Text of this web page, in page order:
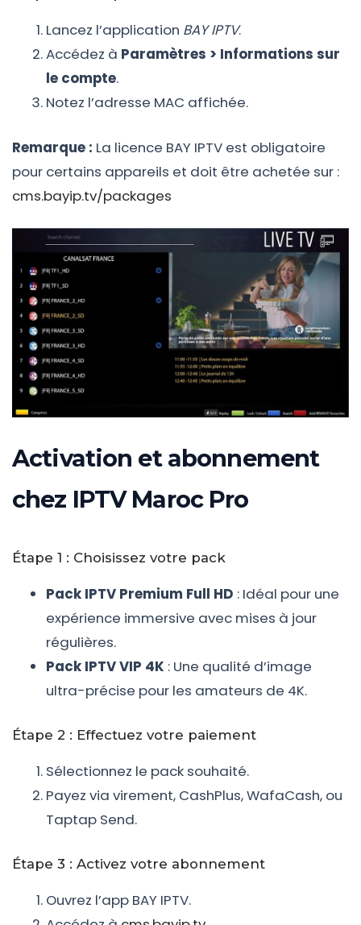
Passer
au
Lancez l’application BAY IPTV.
Accédez à Paramètres > Informations sur
le compte.
Notez l’adresse MAC affichée.
Remarque : La licence BAY IPTV est obligatoire
pour certains appareils et doit être achetée sur :
cms.bayip.tv/packages
Activation et abonnement
chez IPTV Maroc Pro
Étape 1 : Choisissez votre pack
Pack IPTV Premium Full HD : Idéal pour une
expérience immersive avec mises à jour
régulières.
Pack IPTV VIP 4K : Une qualité d’image
ultra-précise pour les amateurs de 4K.
Étape 2 : Effectuez votre paiement
Sélectionnez le pack souhaité.
Payez via virement, CashPlus, WafaCash, ou
Taptap Send.
Étape 3 : Activez votre abonnement
Ouvrez l’app BAY IPTV.